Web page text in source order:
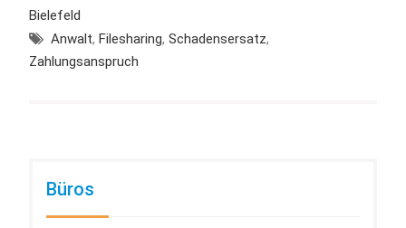
Bielefeld
Anwalt, Filesharing, Schadensersatz,
Zahlungsanspruch
Büros